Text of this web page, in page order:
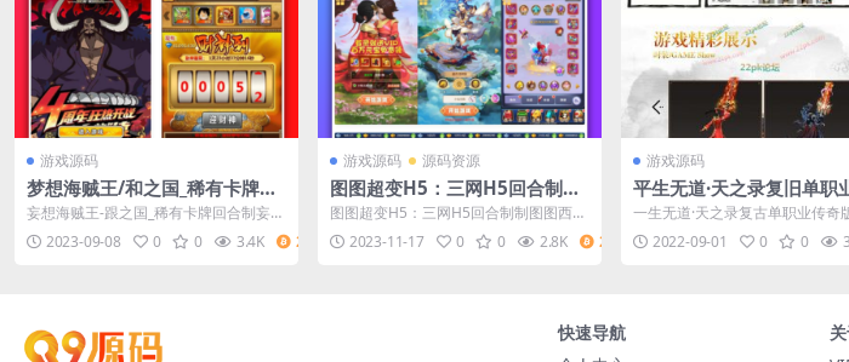
游戏源码
梦想海贼王/和之国_稀有卡牌回
合梦想和之国_Win键服务端
妄想海贼王-跟之国_稀有卡牌回合制妄想
跟之国_Win键效劳端_当地注册验证_C
D...2023-09-08 0 0 3.4K 2
游戏源码 源码资源
图图超变H5：三网H5回合制图
图西游超变H5换皮版本 VM镜像
一键端/Linux学习手工服务端
图图超变H5：三网H5回合制制图图西游
超变H5换皮版本 VM镜像一键端+Linu...
2023-11-17 0 0 2.8K 2
游戏源码
平生无道·天之录复旧单职
版本/带假人/没有花哨摈
弄法/无宠物宝宝
一生无道·天之录复古单职业传奇
假人-不花哨抛弃原始玩法-无宠
2022-09-01 0 0
快速导航